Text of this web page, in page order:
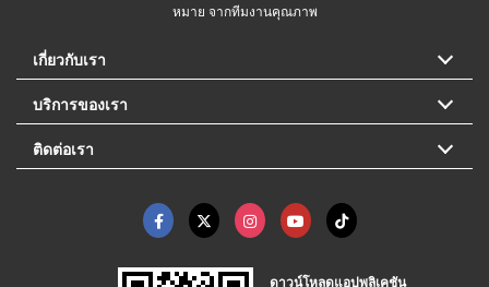
หมาย จากทีมงานคุณภาพ
เกี่ยวกับเรา
บริการของเรา
ติดต่อเรา
ดาวน์โหลดแอปพลิเคชัน